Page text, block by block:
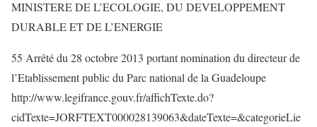
MINISTERE DE L’ECOLOGIE, DU DEVELOPPEMENT
DURABLE ET DE L’ENERGIE
55 Arrêté du 28 octobre 2013 portant nomination du directeur de
l’Etablissement public du Parc national de la Guadeloupe
http://www.legifrance.gouv.fr/affichTexte.do?
cidTexte=JORFTEXT000028139063&dateTexte=&categorieLie